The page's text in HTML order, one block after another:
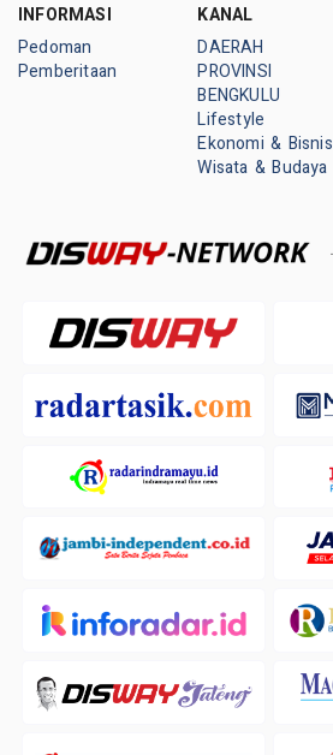
INFORMASI
Pedoman
Pemberitaan
KANAL
DAERAH
PROVINSI
BENGKULU
Lifestyle
Ekonomi & Bisnis
Wisata & Budaya